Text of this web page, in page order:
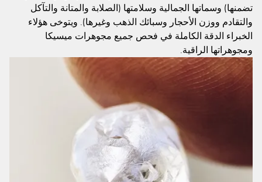
تضمنها) وسماتها الجمالية وسلامتها (الصلابة والمتانة والتآكل
والتقادم ووزن الأحجار وسبائك الذهب وغيرها). ويتوخى هؤلاء
الخبراء الدقة الكاملة في فحص جميع مجوهرات ميسيكا
ومجوهراتها الراقية.